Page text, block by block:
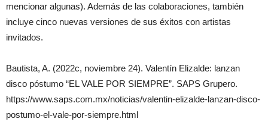
mencionar algunas). Además de las colaboraciones, también
incluye cinco nuevas versiones de sus éxitos con artistas
invitados.
Bautista, A. (2022c, noviembre 24). Valentín Elizalde: lanzan
disco póstumo “EL VALE POR SIEMPRE”. SAPS Grupero.
https://www.saps.com.mx/noticias/valentin-elizalde-lanzan-disco-
postumo-el-vale-por-siempre.html